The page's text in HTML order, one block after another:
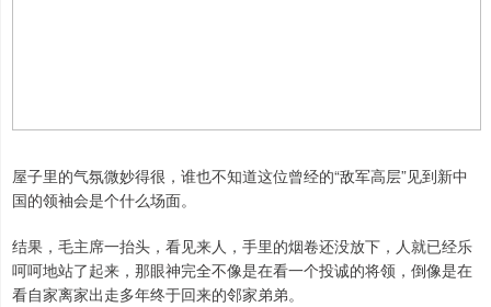
屋子里的气氛微妙得很，谁也不知道这位曾经的“敌军高层”见到新中
国的领袖会是个什么场面。
结果，毛主席一抬头，看见来人，手里的烟卷还没放下，人就已经乐
呵呵地站了起来，那眼神完全不像是在看一个投诚的将领，倒像是在
看自家离家出走多年终于回来的邻家弟弟。